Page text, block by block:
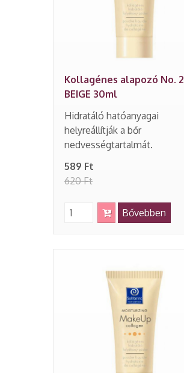
Kollagénes alapozó No. 2
BEIGE 30ml
Hidratáló hatóanyagai
helyreállítják a bőr
nedvességtartalmát.
589 Ft
620 Ft
Bővebben